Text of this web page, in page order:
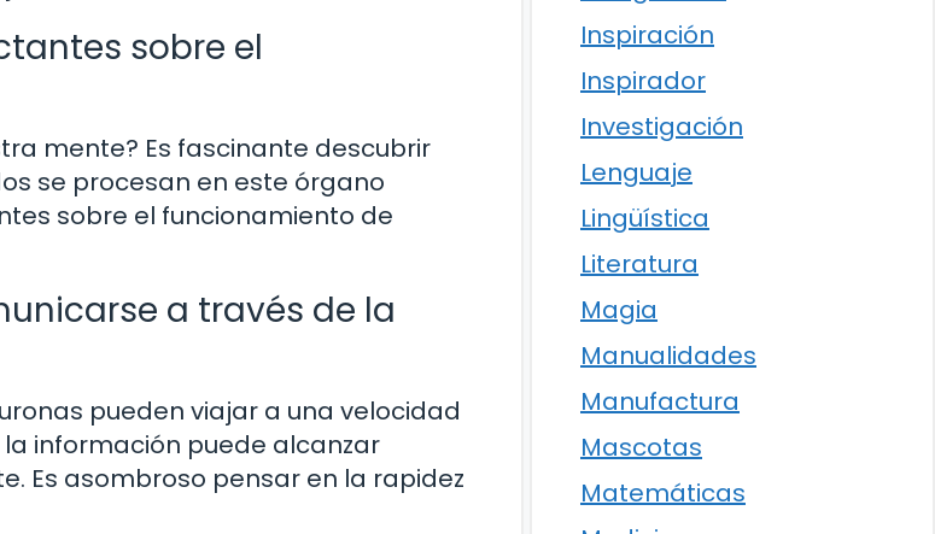
sobre el
mente? Es fascinante descubrir
se procesan en este órgano
sobre el funcionamiento de
a través de la
pueden viajar a una velocidad
información puede alcanzar
Es asombroso pensar en la rapidez
Inspiración
Inspirador
Investigación
Lenguaje
Lingüística
Literatura
Magia
Manualidades
Manufactura
Mascotas
Matemáticas